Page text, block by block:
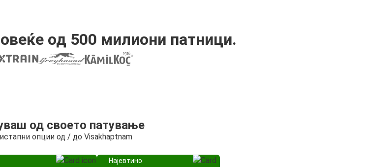
од 500 милиони патници.
од своето патување
опции од / до Visakhaptnam
Најевтино